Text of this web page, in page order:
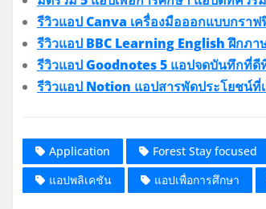
รีวิวแอป Canva เครื่องมือออกแบบกรา
รีวิวแอป BBC Learning English ฝึกภ
รีวิวแอป Goodnotes 5 แอปจดบันทึกที่ดี
รีวิวแอป Notion แอปสารพัดประโยชน์ที่
Application Forest Stay focused
แอปพลิเคชัน
แอปเพื่อการศึกษา